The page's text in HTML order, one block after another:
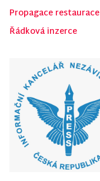
Propagace restaurace
Řádková inzerce